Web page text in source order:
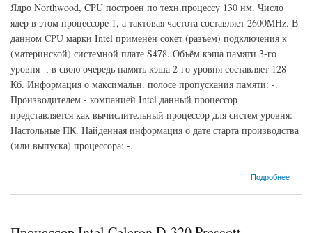
Ядро Northwood, CPU построен по техн.процессу 130 нм. Число
ядер в этом процессоре 1, а тактовая частота составляет 2600MHz. В
данном CPU марки Intel применён сокет (разъём) подключения к
(материнской) системной плате S478. Объём кэша памяти 3-го
уровня -, в свою очередь память кэша 2-го уровня составляет 128
Кб. Информация о максимальн. полосе пропускания памяти: -.
Производителем - компанией Intel данный процессор
представляется как вычислительный процессор для систем уровня:
Настольные ПК. Найденная информация о дате старта производства
(или выпуска) процессора: -.
Подробнее
о Процессор Intel Celeron-- Northwood (2600MHz, S478, L3 -, L2 128 Кб)